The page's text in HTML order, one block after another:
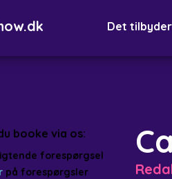
Det
booke via os:
forespørgsel
på forespørgsler